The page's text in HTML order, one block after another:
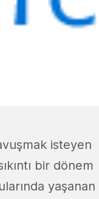
isteyen
bir dönem
yaşanan